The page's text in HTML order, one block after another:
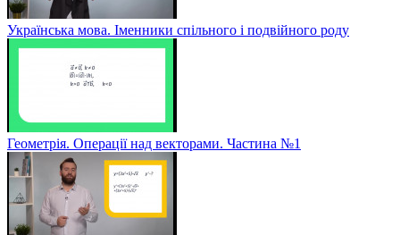
Українська мова. Іменники спільного і подвійного роду
Геометрія. Операції над векторами. Частина №1